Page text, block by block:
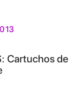
Cartuchos de